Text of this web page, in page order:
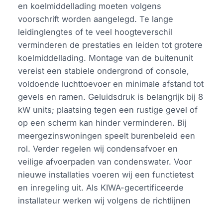
en koelmiddellading moeten volgens
voorschrift worden aangelegd. Te lange
leidinglengtes of te veel hoogteverschil
verminderen de prestaties en leiden tot grotere
koelmiddellading. Montage van de buitenunit
vereist een stabiele ondergrond of console,
voldoende luchttoevoer en minimale afstand tot
gevels en ramen. Geluidsdruk is belangrijk bij 8
kW units; plaatsing tegen een rustige gevel of
op een scherm kan hinder verminderen. Bij
meergezinswoningen speelt burenbeleid een
rol. Verder regelen wij condensafvoer en
veilige afvoerpaden van condenswater. Voor
nieuwe installaties voeren wij een functietest
en inregeling uit. Als KIWA-gecertificeerde
installateur werken wij volgens de richtlijnen